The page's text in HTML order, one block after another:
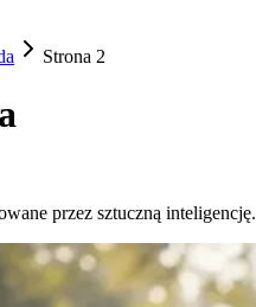
Strona 2
przez sztuczną inteligencję.